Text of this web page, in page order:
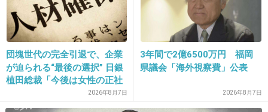
12. 匿名2013/03/26(火) 12:15:20
ドリンクも付いてるんだね
出典：sociorocketnews.files.wordpress.com
団塊世代の完全引退で、企業
が迫られる“最後の選択” 日銀
植田総裁「今後は女性の正社
員化と外国人の人材活用が
鍵」
2026年8月7日
3年間で2億6500万円 福岡
県議会「海外視察費」公表
2026年8月7日